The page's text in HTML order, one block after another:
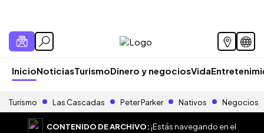
InicioNoticiasTurismoDinero y negociosVida
Turismo Las Cascadas Peter Parker Nativos Negocios
CONTENIDO DE ARCHIVO:¡Estás navegando en el